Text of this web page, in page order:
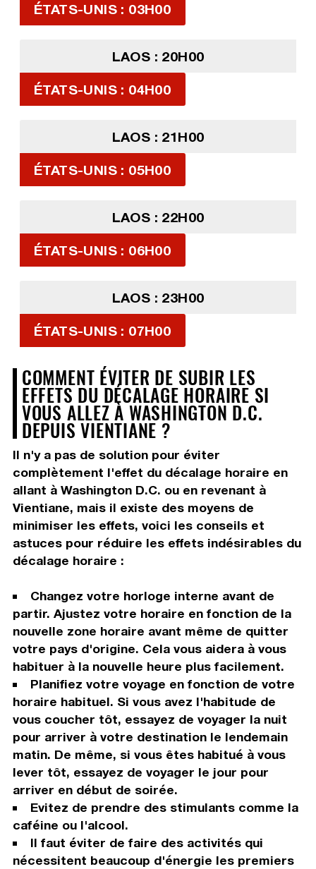
ÉTATS-UNIS : 03H00
LAOS : 20H00
ÉTATS-UNIS : 04H00
LAOS : 21H00
ÉTATS-UNIS : 05H00
LAOS : 22H00
ÉTATS-UNIS : 06H00
LAOS : 23H00
ÉTATS-UNIS : 07H00
COMMENT ÉVITER DE SUBIR LES
EFFETS DU DÉCALAGE HORAIRE SI
VOUS ALLEZ À WASHINGTON D.C.
DEPUIS VIENTIANE ?
Il n'y a pas de solution pour éviter
complètement l'effet du décalage horaire en
allant à Washington D.C. ou en revenant à
Vientiane, mais il existe des moyens de
minimiser les effets, voici les conseils et
astuces pour réduire les effets indésirables du
décalage horaire :
Changez votre horloge interne avant de
partir. Ajustez votre horaire en fonction de la
nouvelle zone horaire avant même de quitter
votre pays d'origine. Cela vous aidera à vous
habituer à la nouvelle heure plus facilement.
Planifiez votre voyage en fonction de votre
horaire habituel. Si vous avez l'habitude de
vous coucher tôt, essayez de voyager la nuit
pour arriver à votre destination le lendemain
matin. De même, si vous êtes habitué à vous
lever tôt, essayez de voyager le jour pour
arriver en début de soirée.
Evitez de prendre des stimulants comme la
caféine ou l'alcool.
Il faut éviter de faire des activités qui
nécessitent beaucoup d'énergie les premiers